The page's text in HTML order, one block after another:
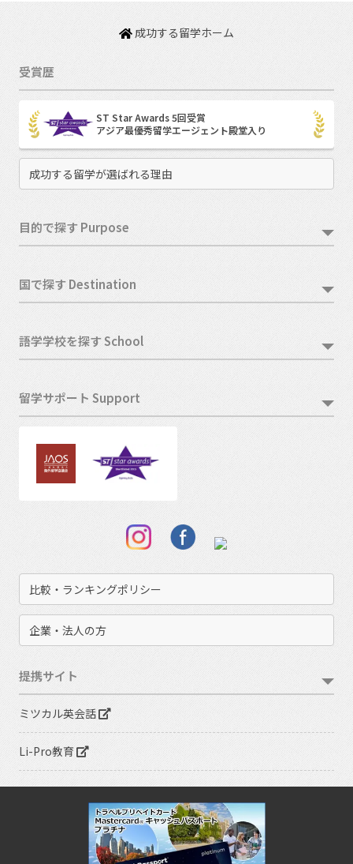
成功する留学ホーム
受賞歴
ST Star Awards 5回受賞
アジア最優秀留学エージェント殿堂入り
成功する留学が選ばれる理由
目的で探す Purpose
国で探す Destination
語学学校を探す School
留学サポート Support
比較・ランキングポリシー
企業・法人の方
提携サイト
ミツカル英会話
Li-Pro教育